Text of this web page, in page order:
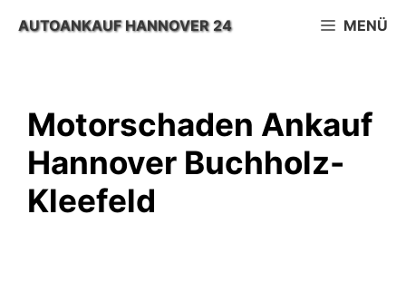
InhaltAUTOANKAUF HANNOVER 24 MENÜ
Motorschaden Ankauf
Hannover Buchholz-
Kleefeld